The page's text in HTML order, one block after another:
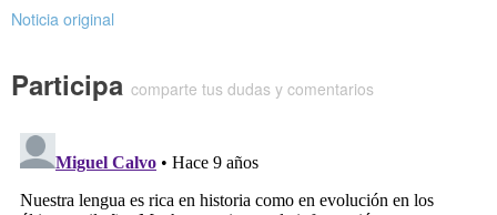
Noticia original
Participa comparte tus dudas y comentarios